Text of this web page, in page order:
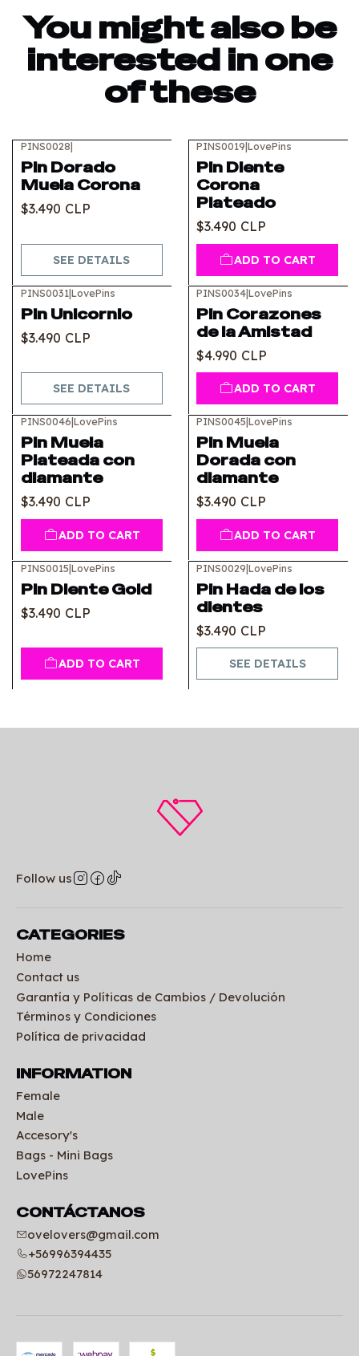
You might also be
interested in one
of these
PINS0028|
Pin Dorado
Muela Corona
$3.490 CLP
SEE DETAILS
PINS0019|LovePins
Pin Diente
Corona
Plateado
$3.490 CLP
ADD TO CART
PINS0031|LovePins
Pin Unicornio
$3.490 CLP
SEE DETAILS
PINS0034|LovePins
Pin Corazones
de la Amistad
$4.990 CLP
ADD TO CART
PINS0046|LovePins
Pin Muela
Plateada con
diamante
$3.490 CLP
ADD TO CART
PINS0045|LovePins
Pin Muela
Dorada con
diamante
$3.490 CLP
ADD TO CART
PINS0015|LovePins
Pin Diente Gold
$3.490 CLP
ADD TO CART
PINS0029|LovePins
Pin Hada de los
dientes
$3.490 CLP
SEE DETAILS
Follow us
CATEGORIES
Home
Contact us
Garantía y Políticas de Cambios / Devolución
Términos y Condiciones
Política de privacidad
INFORMATION
Female
Male
Accesory's
Bags - Mini Bags
LovePins
CONTÁCTANOS
ovelovers@gmail.com
+56996394435
56972247814